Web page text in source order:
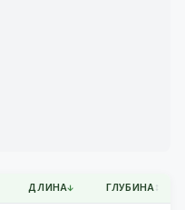
ДЛИНА↓ ГЛУБИНА↕